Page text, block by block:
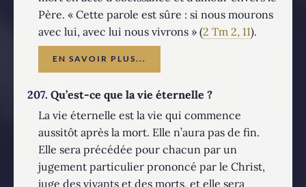
Père. « Cette parole est sûre : si nous mourons
avec lui, avec lui nous vivrons » (2 Tm 2, 11).
EN SAVOIR PLUS...
207. Qu’est-ce que la vie éternelle ?
La vie éternelle est la vie qui commence
aussitôt après la mort. Elle n’aura pas de fin.
Elle sera précédée pour chacun par un
jugement particulier prononcé par le Christ,
juge des vivants et des morts, et elle sera